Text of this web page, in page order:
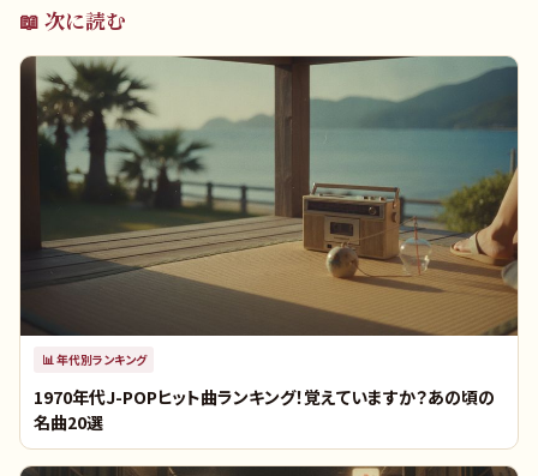
📖 次に読む
📊年代別ランキング
1970年代J-POPヒット曲ランキング！覚えていますか？あの頃の
名曲20選